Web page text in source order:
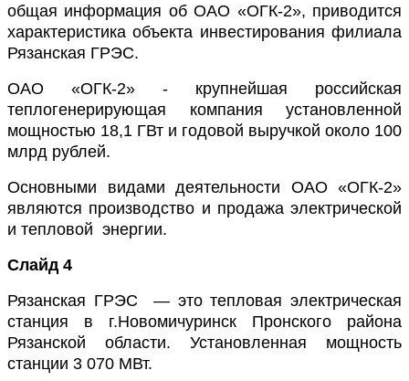
общая информация об ОАО «ОГК-2», приводится
характеристика объекта инвестирования филиала
Рязанская ГРЭС.
ОАО «ОГК-2» - крупнейшая российская
теплогенерирующая компания установленной
мощностью 18,1 ГВт и годовой выручкой около 100
млрд рублей.
Основными видами деятельности ОАО «ОГК-2»
являются производство и продажа электрической
и тепловой энергии.
Слайд 4
Рязанская ГРЭС — это тепловая электрическая
станция в г.Новомичуринск Пронского района
Рязанской области. Установленная мощность
станции 3 070 МВт.